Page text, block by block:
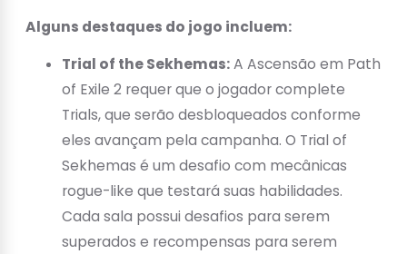
Alguns destaques do jogo incluem:
Trial of the Sekhemas:A Ascensão em Path
of Exile 2 requer que o jogador complete
Trials, que serão desbloqueados conforme
eles avançam pela campanha. O Trial of
Sekhemas é um desafio com mecânicas
rogue-like que testará suas habilidades.
Cada sala possui desafios para serem
superados e recompensas para serem